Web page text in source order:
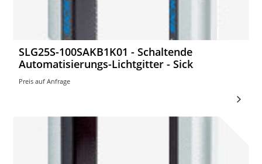
SLG25S-100SAKB1K01 - Schaltende
Automatisierungs-Lichtgitter - Sick
Preis auf Anfrage